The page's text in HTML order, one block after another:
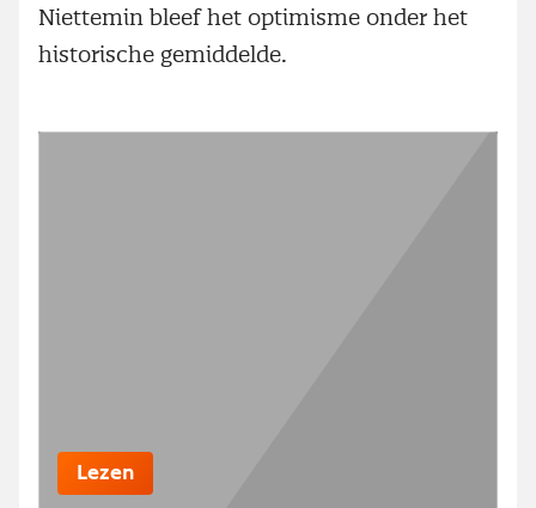
Niettemin bleef het optimisme onder het
historische gemiddelde.
Lezen